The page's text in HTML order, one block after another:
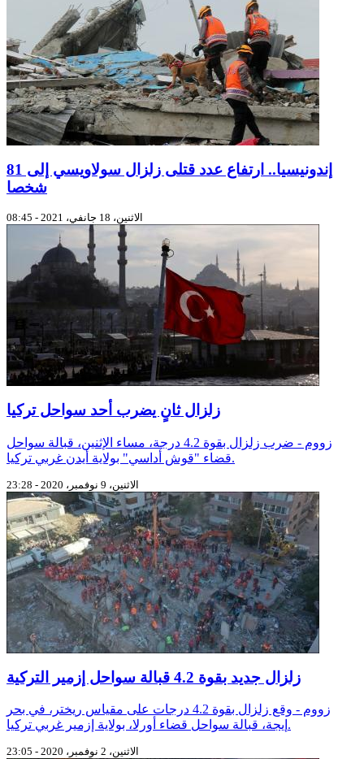
إندونيسيا.. ارتفاع عدد قتلى زلزال سولاويسي إلى 81
شخصا
الاثنين، 18 جانفي، 2021 - 08:45
زلزال ثانٍ يضرب أحد سواحل تركيا
زووم - ضرب زلزال بقوة 4.2 درجة، مساء الإثنين، قبالة سواحل
قضاء "قوش أداسي" بولاية أيدن غربي تركيا.
الاثنين، 9 نوفمبر، 2020 - 23:28
زلزال جديد بقوة 4.2 قبالة سواحل إزمير التركية
زووم - وقع زلزال بقوة 4.2 درجات على مقياس ريختر، في بحر
إيجة، قبالة سواحل قضاء أورلا، بولاية إزمير غربي تركيا.
الاثنين، 2 نوفمبر، 2020 - 23:05